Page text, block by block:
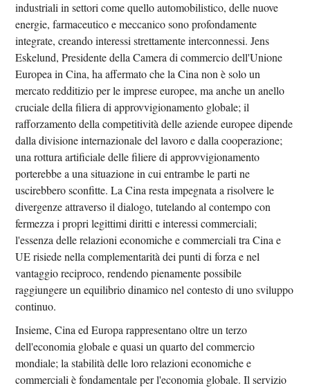
industriali in settori come quello automobilistico, delle nuove
energie, farmaceutico e meccanico sono profondamente
integrate, creando interessi strettamente interconnessi. Jens
Eskelund, Presidente della Camera di commercio dell'Unione
Europea in Cina, ha affermato che la Cina non è solo un
mercato redditizio per le imprese europee, ma anche un anello
cruciale della filiera di approvvigionamento globale; il
rafforzamento della competitività delle aziende europee dipende
dalla divisione internazionale del lavoro e dalla cooperazione;
una rottura artificiale delle filiere di approvvigionamento
porterebbe a una situazione in cui entrambe le parti ne
uscirebbero sconfitte. La Cina resta impegnata a risolvere le
divergenze attraverso il dialogo, tutelando al contempo con
fermezza i propri legittimi diritti e interessi commerciali;
l'essenza delle relazioni economiche e commerciali tra Cina e
UE risiede nella complementarità dei punti di forza e nel
vantaggio reciproco, rendendo pienamente possibile
raggiungere un equilibrio dinamico nel contesto di uno sviluppo
continuo.
Insieme, Cina ed Europa rappresentano oltre un terzo
dell'economia globale e quasi un quarto del commercio
mondiale; la stabilità delle loro relazioni economiche e
commerciali è fondamentale per l'economia globale. Il servizio